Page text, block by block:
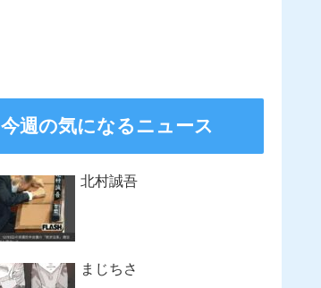
今週の気になるニュース
北村誠吾
まじちさ